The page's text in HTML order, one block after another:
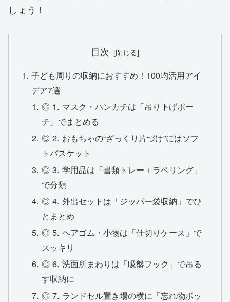
しょう！
目次
子ども周りの収納におすすめ！100均活用アイ
デア7選
◎ 1. マスク・ハンカチは「吊り下げポー
チ」でまとめる
◎ 2. おもちゃの“ざっくり片づけ”にはソフ
トバスケット
◎ 3. 学用品は「書類トレー＋ラベリング」
で分類
◎ 4. 外出セットは「ジッパー袋収納」でひ
とまとめ
◎ 5. ヘアゴム・小物は「仕切りケース」で
スッキリ
◎ 6. 洗面所まわりは「吸盤フック」で吊る
す収納に
◎ 7. ランドセル置き場の横に「忘れ物ボッ